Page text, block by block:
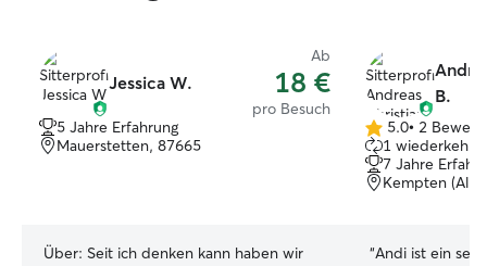
Jessica W.
Ab
18 €
pro Besuch
5 Jahre Erfahrung
Mauerstetten, 87665
Über: Seit ich denken kann haben wir
B.
5.0
von
5
Sternen
5.0• 2
1
7 Jahre
Kempten
“Andi ist ein